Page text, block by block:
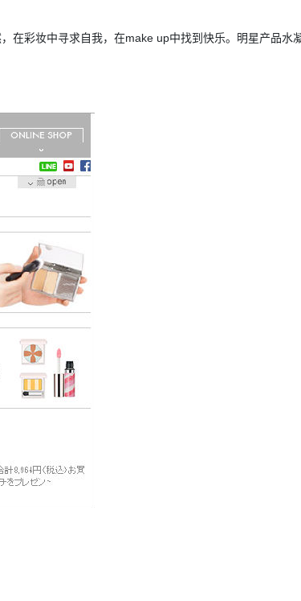
彩妆中寻求自我，在make up中找到快乐。明星产品水